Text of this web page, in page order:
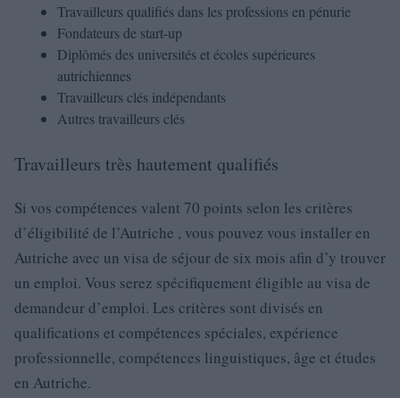
Travailleurs qualifiés dans les professions en pénurie
Fondateurs de start-up
Diplômés des universités et écoles supérieures
autrichiennes
Travailleurs clés indépendants
Autres travailleurs clés
Travailleurs très hautement qualifiés
Si vos compétences valent 70 points selon les critères
d’éligibilité de l’Autriche , vous pouvez vous installer en
Autriche avec un visa de séjour de six mois afin d’y trouver
un emploi. Vous serez spécifiquement éligible au visa de
demandeur d’emploi. Les critères sont divisés en
qualifications et compétences spéciales, expérience
professionnelle, compétences linguistiques, âge et études
en Autriche.